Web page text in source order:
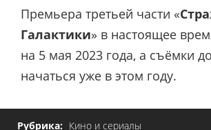
Премьера третьей части «
Галактики» в настоящее
на 5 мая 2023 года, а съёмки
начаться уже в этом году.
Рубрика: Кино и сериалы